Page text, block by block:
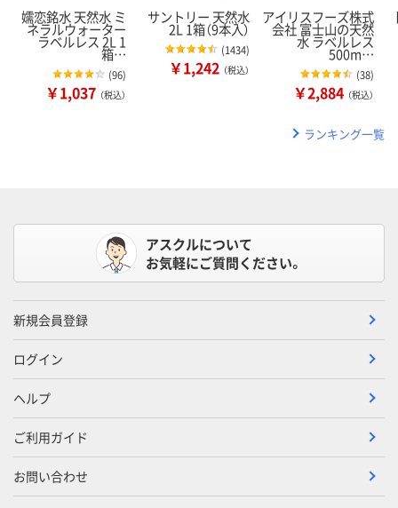
嬬恋銘水 天然水 ミ
ネラルウォーター
ラベルレス 2L 1
箱…
(96)
￥1,037 （税込）
サントリー 天然水
2L 1箱（9本入）
(1434)
￥1,242 （税込）
アイリスフーズ株式
会社 富士山の天然
水 ラベルレス
500m…
(38)
￥2,884 （税込）
ランキング一覧
アスクルについて
お気軽にご質問ください。
新規会員登録
ログイン
ヘルプ
ご利用ガイド
お問い合わせ